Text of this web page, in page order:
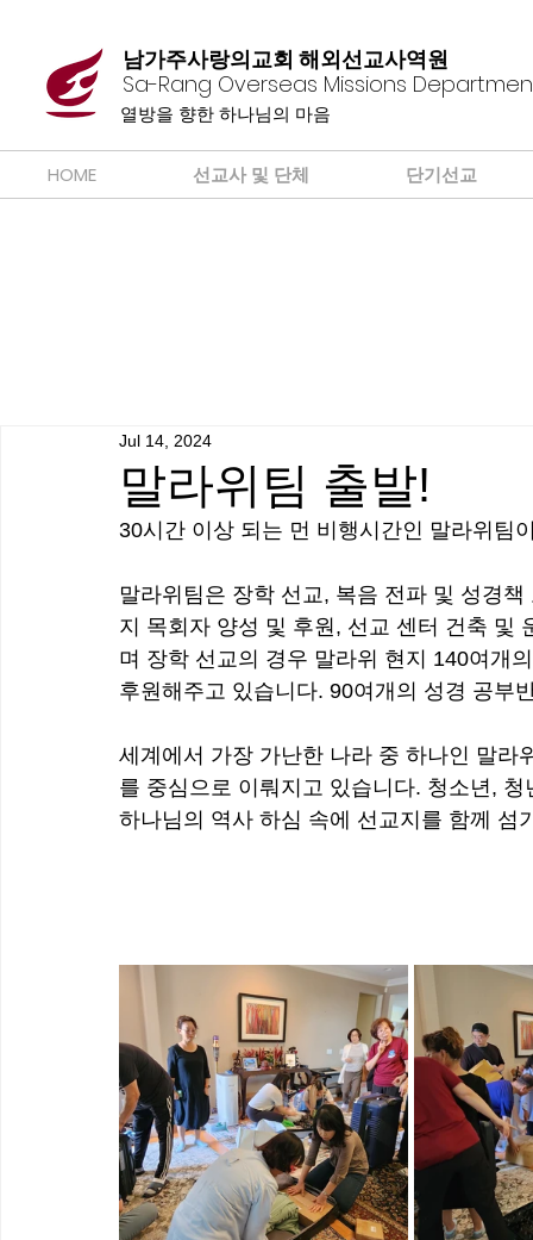
남가주사랑의교회 해외선교사역원
Sa-Rang Overseas Missions
​열방을 향한 하나님의 마음
HOME 선교사 및 단체 단기선교
말라위팀 출발!
Jul 14, 2024
30시간 이상 되는 먼 비행시간인 말라위팀
말라위팀은 장학 선교, 복음 전파 및 성경
지 목회자 양성 및 후원, 선교 센터 건축 및
며 장학 선교의 경우 말라위 현지 140여개
후원해주고 있습니다. 90여개의 성경 공부
세계에서 가장 가난한 나라 중 하나인 말라
를 중심으로 이뤄지고 있습니다. 청소년,
하나님의 역사 하심 속에 선교지를 함께 섬